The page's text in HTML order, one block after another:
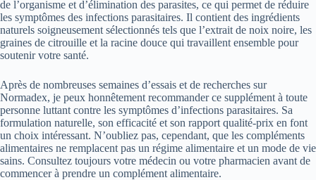
de l’organisme et d’élimination des parasites, ce qui permet de réduire
les symptômes des infections parasitaires. Il contient des ingrédients
naturels soigneusement sélectionnés tels que l’extrait de noix noire, les
graines de citrouille et la racine douce qui travaillent ensemble pour
soutenir votre santé.
Après de nombreuses semaines d’essais et de recherches sur
Normadex, je peux honnêtement recommander ce supplément à toute
personne luttant contre les symptômes d’infections parasitaires. Sa
formulation naturelle, son efficacité et son rapport qualité-prix en font
un choix intéressant. N’oubliez pas, cependant, que les compléments
alimentaires ne remplacent pas un régime alimentaire et un mode de vie
sains. Consultez toujours votre médecin ou votre pharmacien avant de
commencer à prendre un complément alimentaire.